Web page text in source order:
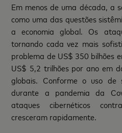
Em menos de uma década, a
como uma das questões
a economia global. Os
tornando cada vez mais
problema de US$ 350 bilhões
US$ 5,2 trilhões por ano em
globais. Conforme o uso de
durante a pandemia da
ataques cibernéticos
cresceram rapidamente.